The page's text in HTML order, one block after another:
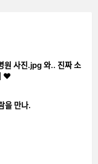
사진.jpg 와.. 진짜 소
❤️
만나.